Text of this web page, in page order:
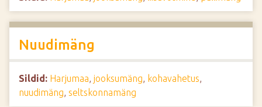
Nuudimäng
Sildid: Harjumaa, jooksumäng, kohavahetus,
nuudimäng, seltskonnamäng